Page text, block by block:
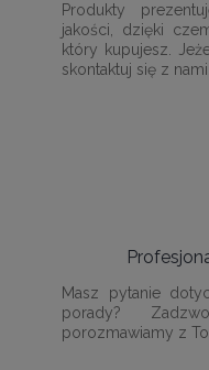
Produkty
jakości, dzięki
który kupujesz.
skontaktuj się z nami.
Masz pytanie
porady?
porozmawiamy z